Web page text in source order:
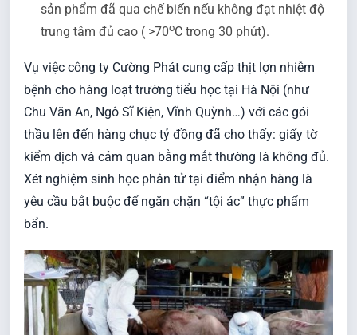
sản phẩm đã qua chế biến nếu không đạt nhiệt độ
trung tâm đủ cao ( >70oC trong 30 phút).
Vụ việc công ty Cường Phát cung cấp thịt lợn nhiễm
bệnh cho hàng loạt trường tiểu học tại Hà Nội (như
Chu Văn An, Ngô Sĩ Kiện, Vĩnh Quỳnh…) với các gói
thầu lên đến hàng chục tỷ đồng đã cho thấy: giấy tờ
kiểm dịch và cảm quan bằng mắt thường là không đủ.
Xét nghiệm sinh học phân tử tại điểm nhận hàng là
yêu cầu bắt buộc để ngăn chặn “tội ác” thực phẩm
bẩn.